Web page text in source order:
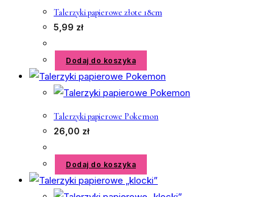
Talerzyki papierowe złote 18cm
5,99 zł
Dodaj do koszyka
Talerzyki papierowe Pokemon
26,00 zł
Dodaj do koszyka